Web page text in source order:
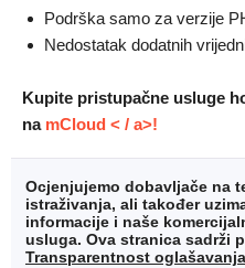
Podrška samo za verzije
Nedostatak dodatnih
Kupite pristupačne usluge
na mCloud < / a>!
Ocjenjujemo dobavljače na
istraživanja, ali također
informacije i naše
usluga. Ova stranica sadrži
Transparentnost oglašavanja